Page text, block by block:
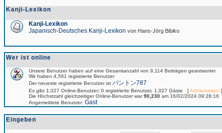
Kanji-Lexikon
Kanji-Lexikon
Japanisch-Deutsches Kanji-Lexikon von Hans-Jörg Bibiko
Wer ist online
Unsere Benutzer haben auf eine Gesamtanzahl von 9,114 Beiträgen geantwortet
Wir haben 4,561 registrierte Benutzer
Der neueste registrierte Benutzer ist パントン787
Es gibt 1,027 Online-Benutzer: 0 registrierte Benutzer, 1,027 Gäste [Administrator
Die Höchstzahl gleichzeitiger Online-Benutzer war90,230 am 16/02/2024 09:28:16
Angemeldete Benutzer: Gast
Eingeben